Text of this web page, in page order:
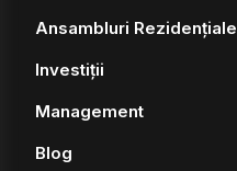
Ansambluri Rezidențiale
Investiții
Management
Blog